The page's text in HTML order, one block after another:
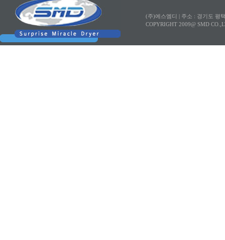
(주)에스엠디 |
주소 : 경기도 평
COPYRIGHT 2009@ SMD